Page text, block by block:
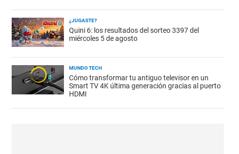
¿JUGASTE?
Quini 6: los resultados del sorteo 3397 del
miércoles 5 de agosto
MUNDO TECH
Cómo transformar tu antiguo televisor en un
Smart TV 4K última generación gracias al puerto
HDMI